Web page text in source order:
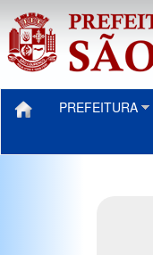
PREFEITURA